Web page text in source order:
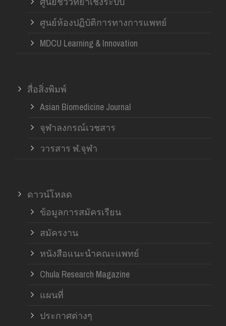
ศูนย์ห้องปฏิบัติการทางการแพทย์
MDCU Learning & Innovation
สื่อสิ่งพิมพ์
Asian Biomedicine Journal
จุฬาลงกรณ์เวชสาร
วารสาร ฬ.จุฬา
ดาวน์โหลด
ข้อมูลการสมัครเรียน
สมัครงาน
หนังสือแนะนำคณะแพทย์
Chula Research Magazine
แผนที่
ประกาศต่างๆ